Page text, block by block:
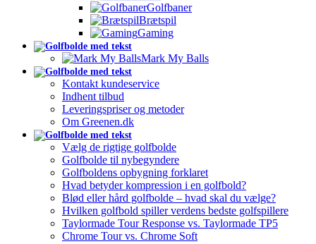
Golfbaner
Brætspil
Gaming
Mark My Balls
Kontakt kundeservice
Indhent tilbud
Leveringspriser og metoder
Om Greenen.dk
Vælg de rigtige golfbolde
Golfbolde til nybegyndere
Golfboldens opbygning forklaret
Hvad betyder kompression i en golfbold?
Blød eller hård golfbolde – hvad skal du vælge?
Hvilken golfbold spiller verdens bedste golfspillere
Taylormade Tour Response vs. Taylormade TP5
Chrome Tour vs. Chrome Soft